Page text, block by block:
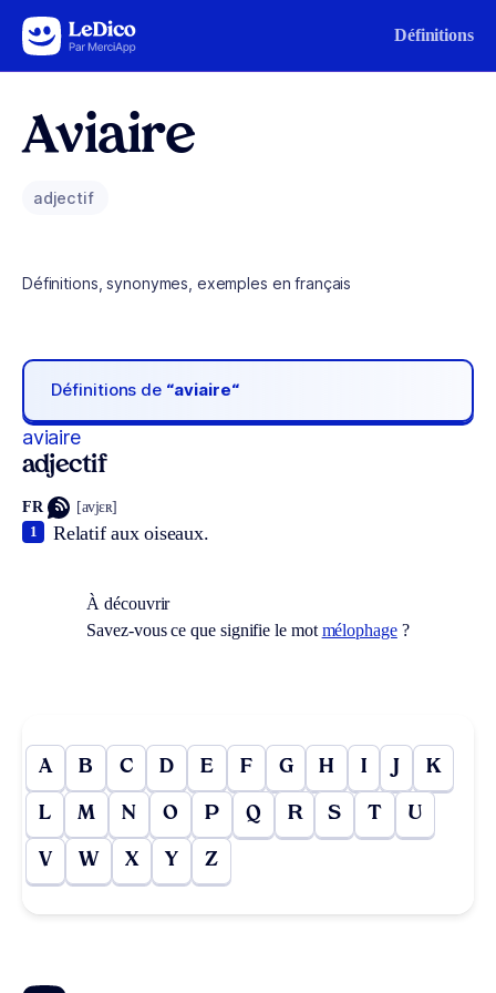
Aller au contenu Définitions
Aviaire
adjectif
Définitions, synonymes, exemples en français
Définitions de “aviaire“
aviaire
adjectif
FR [avjɛʀ]
Relatif aux oiseaux.
1
À découvrir
Savez-vous ce que signifie le mot mélophage?
A B C D E F G H I J K
L M N O P Q R S T U
V W X Y Z